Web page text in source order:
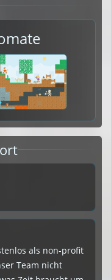
als non-profit
Team nicht